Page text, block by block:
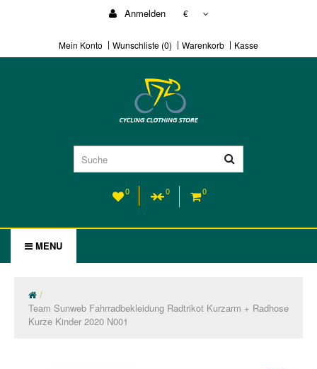
Anmelden €
Mein Konto Wunschliste (0) Warenkorb Kasse
0 0 0
MENU
Team Sunweb Fahrradbekleidung Radtrikot Kurzarm + Radhose
Kurze Kinder 2020 N001